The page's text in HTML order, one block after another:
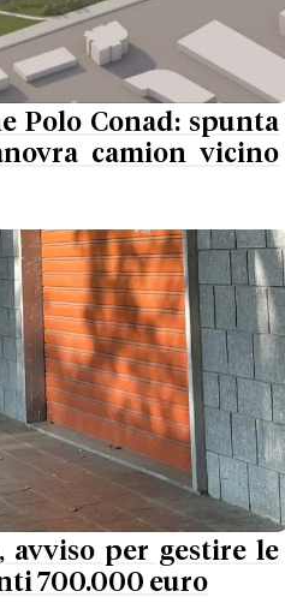
Polo Conad: spunta
camion vicino
avviso per gestire le
700.000 euro